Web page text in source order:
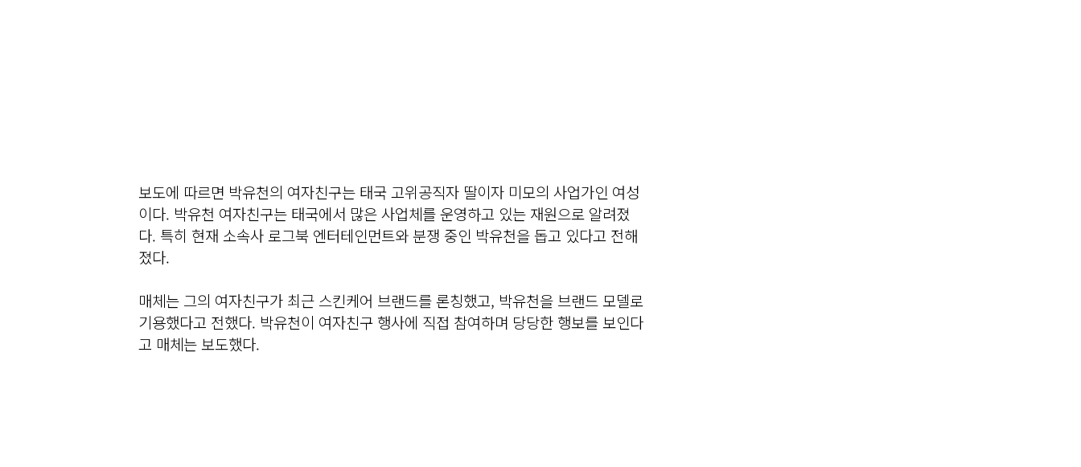
보도에 따르면 박유천의 여자친구는 태국 고위공직자 딸이자 미모의 사업가인 여성
이다. 박유천 여자친구는 태국에서 많은 사업체를 운영하고 있는 재원으로 알려졌
다. 특히 현재 소속사 로그북 엔터테인먼트와 분쟁 중인 박유천을 돕고 있다고 전해
졌다.
매체는 그의 여자친구가 최근 스킨케어 브랜드를 론칭했고, 박유천을 브랜드 모델로
기용했다고 전했다. 박유천이 여자친구 행사에 직접 참여하며 당당한 행보를 보인다
고 매체는 보도했다.